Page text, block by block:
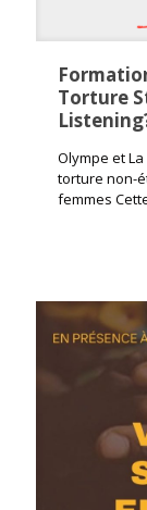
Torture
Olympe et
torture non-
femmes